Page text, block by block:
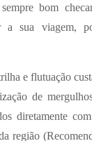
bom
a sua viagem,
e flutuação
de
diretamente
região